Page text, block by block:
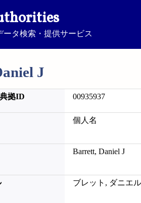
ータ検索・提供サービス
J
拠ID 00935937
個人名
Barrett, Daniel J
ブレット, ダニエ